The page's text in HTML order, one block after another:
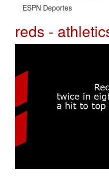
ESPN Deportes
reds -